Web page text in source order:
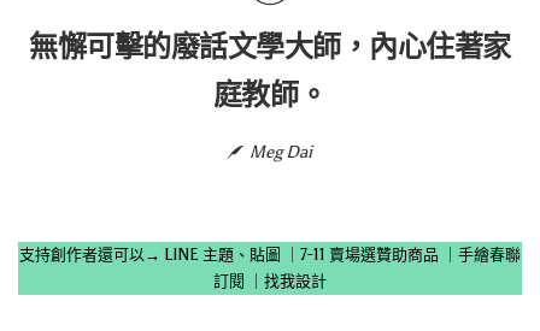
無懈可擊的廢話文學大師，內心住著家
庭教師。
Meg Dai
支持創作者還可以→ LINE 主題、貼圖 7-11 賣場選贊助商品
手繪春聯
訂閱
找我設計